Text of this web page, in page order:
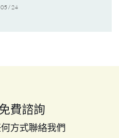
/ 24
費諮詢
方式聯絡我們